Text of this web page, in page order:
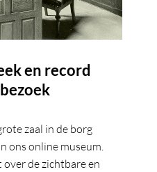
en record
zaal in de borg
ons online museum.
de zichtbare en